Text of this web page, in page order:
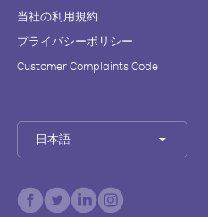
当社の利用規約
プライバシーポリシー
Customer Complaints Code
日本語